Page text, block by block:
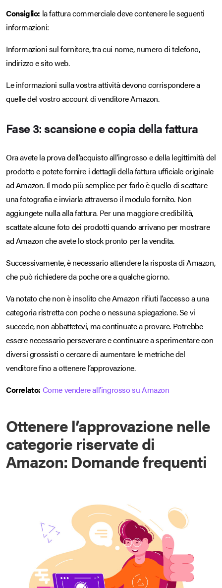
Consiglio: la fattura commerciale deve contenere le seguenti
informazioni:
Informazioni sul fornitore, tra cui nome, numero di telefono,
indirizzo e sito web.
Le informazioni sulla vostra attività devono corrispondere a
quelle del vostro account di venditore Amazon.
Fase 3: scansione e copia della fattura
Ora avete la prova dell’acquisto all’ingrosso e della legittimità del
prodotto e potete fornire i dettagli della fattura ufficiale originale
ad Amazon. Il modo più semplice per farlo è quello di scattare
una fotografia e inviarla attraverso il modulo fornito. Non
aggiungete nulla alla fattura. Per una maggiore credibilità,
scattate alcune foto dei prodotti quando arrivano per mostrare
ad Amazon che avete lo stock pronto per la vendita.
Successivamente, è necessario attendere la risposta di Amazon,
che può richiedere da poche ore a qualche giorno.
Va notato che non è insolito che Amazon rifiuti l’accesso a una
categoria ristretta con poche o nessuna spiegazione. Se vi
succede, non abbattetevi, ma continuate a provare. Potrebbe
essere necessario perseverare e continuare a sperimentare con
diversi grossisti o cercare di aumentare le metriche del
venditore fino a ottenere l’approvazione.
Correlato: Come vendere all’ingrosso su Amazon
Ottenere l’approvazione nelle
categorie riservate di
Amazon: Domande frequenti